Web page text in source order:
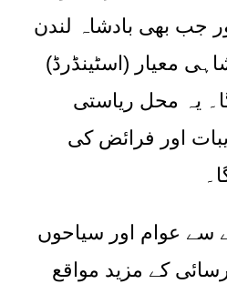
جب بھی بادشاہ لندن
معیار ( اسٹینڈرڈ)
یہ محل ریاستی
اور فرائض کی
سے عوام اور سیاحوں
کے مزید مواقع